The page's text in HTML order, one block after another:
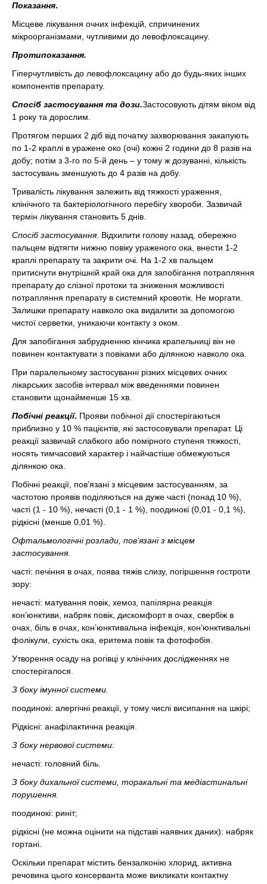
Показання.
Місцеве лікування очних інфекцій, спричинених
мікроорганізмами, чутливими до левофлоксацину.
Протипоказання.
Гіперчутливість до левофлоксацину або до будь-яких інших
компонентів препарату.
Спосіб застосування та дози.Застосовують дітям віком від
1 року та дорослим.
Протягом перших 2 діб від початку захворювання закапують
по 1-2 краплі в уражене око (очі) кожні 2 години до 8 разів на
добу; потім з 3-го по 5-й день – у тому ж дозуванні, кількість
застосувань зменшують до 4 разів на добу.
Тривалість лікування залежить від тяжкості ураження,
клінічного та бактеріологічного перебігу хвороби. Зазвичай
термін лікування становить 5 днів.
Спосіб застосування. Відхилити голову назад, обережно
пальцем відтягти нижню повіку ураженого ока, внести 1-2
краплі препарату та закрити очі. На 1-2 хв пальцем
притиснути внутрішній край ока для запобігання потрапляння
препарату до слізної протоки та зниження можливості
потрапляння препарату в системний кровотік. Не моргати.
Залишки препарату навколо ока видалити за допомогою
чистої серветки, уникаючи контакту з оком.
Для запобігання забрудненню кінчика крапельниці він не
повинен контактувати з повіками або ділянкою навколо ока.
При паралельному застосуванні різних місцевих очних
лікарських засобів інтервал між введеннями повинен
становити щонайменше 15 хв.
Побічні реакції. Прояви побічної дії спостерігаються
приблизно у 10 % пацієнтів, які застосовували препарат. Ці
реакції зазвичай слабкого або помірного ступеня тяжкості,
носять тимчасовий характер і найчастіше обмежуються
ділянкою ока.
Побічні реакції, пов’язані з місцевим застосуванням, за
частотою проявів поділяються на дуже часті (понад 10 %),
часті (1 - 10 %), нечасті (0,1 - 1 %), поодинокі (0,01 - 0,1 %),
рідкісні (менше 0,01 %).
Офтальмологічні розлади, пов’язані з місцем
застосування.
часті: печіння в очах, поява тяжів слизу, погіршення гостроти
зору:
нечасті: матування повік, хемоз, папілярна реакція
кон’юнктиви, набряк повік, дискомфорт в очах, свербіж в
очах, біль в очах, кон’юнктивальна інфекція, кон’юнктивальні
фолікули, сухість ока, еритема повік та фотофобія.
Утворення осаду на рогівці у клінічних дослідженнях не
спостерігалося.
З боку імунної системи.
поодинокі: алергічні реакції, у тому числі висипання на шкірі;
Рідкісні: анафілактична реакція.
З боку нервової системи:
нечасті: головний біль.
З боку дихальної системи, торакальні та медіастинальні
порушення.
поодинокі: риніт;
рідкісні (не можна оцінити на підставі наявних даних): набряк
гортані.
Оскільки препарат містить бензалконію хлорид, активна
речовина цього консерванта може викликати контактну